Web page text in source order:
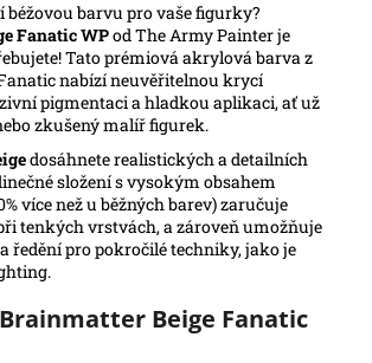
béžovou barvu pro vaše figurky?
Fanatic WPod The Army Painter je
Tato prémiová akrylová barva z
nabízí neuvěřitelnou krycí
pigmentaci a hladkou aplikaci, ať už
zkušený malíř figurek.
dosáhnete realistických a detailních
složení s vysokým obsahem
více než u běžných barev) zaručuje
tenkých vrstvách, a zároveň umožňuje
ředění pro pokročilé techniky, jako je
Beige Fanatic